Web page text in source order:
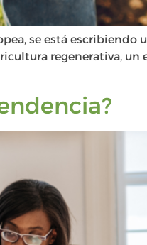
se está escribiendo
regenerativa, un